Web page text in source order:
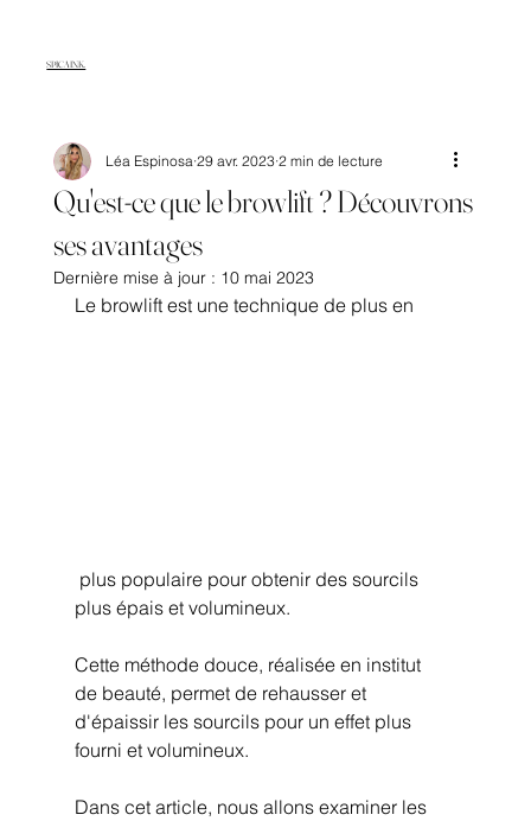
SPICA INK.
Qu'est-ce que le browlift ? Découvrons
ses avantages
Léa Espinosa 29 avr. 2023 2 min de lecture
Dernière mise à jour : 10 mai 2023
Le browlift est une technique de plus en
plus épais et volumineux.
Cette méthode douce, réalisée en institut
de beauté, permet de rehausser et
d'épaissir les sourcils pour un effet plus
fourni et volumineux.
Dans cet article, nous allons examiner les